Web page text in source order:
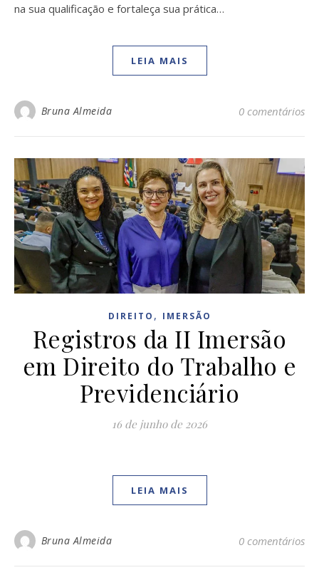
na sua qualificação e fortaleça sua prática…
LEIA MAIS
Bruna Almeida 0 comentários
DIREITO , IMERSÃO
Registros da II Imersão
em Direito do Trabalho e
Previdenciário
16 de junho de 2026
LEIA MAIS
Bruna Almeida 0 comentários